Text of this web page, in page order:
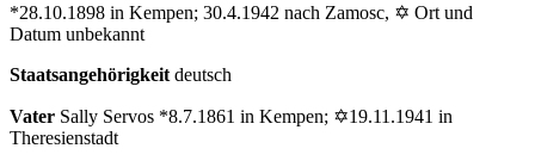
*28.10.1898 in Kempen; 30.4.1942 nach Zamosc, ✡ Ort und
Datum unbekannt
Staatsangehörigkeit deutsch
Vater Sally Servos *8.7.1861 in Kempen; ✡19.11.1941 in
Theresienstadt